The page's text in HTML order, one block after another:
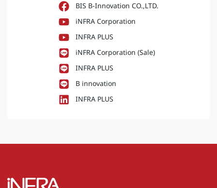
BIS B-Innovation CO.,LTD.
iNFRA Corporation
INFRA PLUS
iNFRA Corporation (Sale)
INFRA PLUS
B innovation
INFRA PLUS